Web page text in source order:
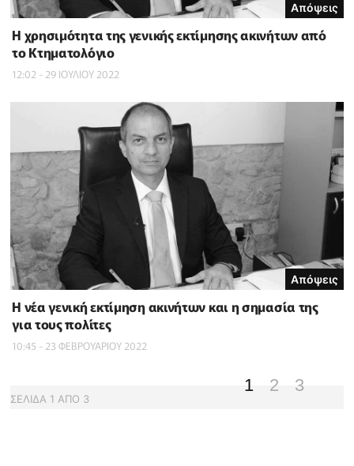
Απόψεις
Η χρησιμότητα της γενικής εκτίμησης ακινήτων από
το Κτηματολόγιο
12:02 - 29 ΙΟΥΛΙΟΥ 2022
Απόψεις
Η νέα γενική εκτίμηση ακινήτων και η σημασία της
για τους πολίτες
10:45 - 23 ΦΕΒΡΟΥΑΡΙΟΥ 2022
ΣΕΛΙΔΑ 1 ΑΠΟ 3
1 2 3